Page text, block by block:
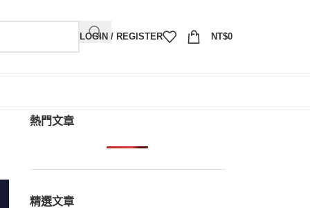
LOGIN / REGISTER NT$0
熱門文章
精選文章